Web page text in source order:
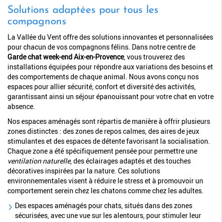
Solutions adaptées pour tous les
compagnons
La Vallée du Vent offre des solutions innovantes et personnalisées
pour chacun de vos compagnons félins. Dans notre centre de
Garde chat week-end Aix-en-Provence, vous trouverez des
installations équipées pour répondre aux variations des besoins et
des comportements de chaque animal. Nous avons conçu nos
espaces pour allier sécurité, confort et diversité des activités,
garantissant ainsi un séjour épanouissant pour votre chat en votre
absence.
Nos espaces aménagés sont répartis de manière à offrir plusieurs
zones distinctes : des zones de repos calmes, des aires de jeux
stimulantes et des espaces de détente favorisant la socialisation.
Chaque zone a été spécifiquement pensée pour permettre une
ventilation naturelle, des éclairages adaptés et des touches
décoratives inspirées par la nature. Ces solutions
environnementales visent à réduire le stress et à promouvoir un
comportement serein chez les chatons comme chez les adultes.
Des espaces aménagés pour chats, situés dans des zones
sécurisées, avec une vue sur les alentours, pour stimuler leur